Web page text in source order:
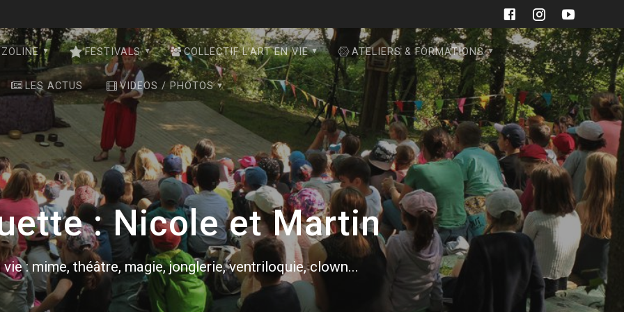
FESTIVALS COLLECTIF L’ART EN VIE ATELIERS & FORMATIONS
LES ACTUS VIDEOS / PHOTOS
:Nicole et Martin
: mime, théâtre, magie, jonglerie, ventriloquie, clown...